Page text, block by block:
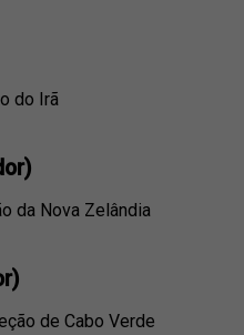
do Irã
da Nova Zelândia
de Cabo Verde